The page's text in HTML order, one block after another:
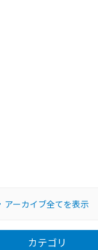
アーカイブ全てを表示
カテゴリ